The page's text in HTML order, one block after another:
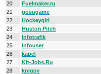
20
Fuelmaker.ru
21
gosugame
22
Hockeygirl
23
Huston Pitch
24
Infotrafik
25
infouser
26
kapel
27
Kit-Jobs.Ru
28
knigov